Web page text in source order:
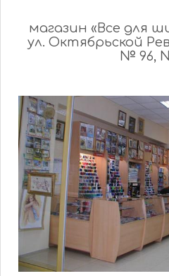
магазин «Все для
ул. Октябрьской
№ 96,